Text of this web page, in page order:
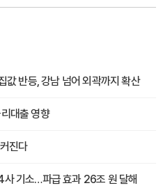
반등, 강남 넘어 외곽까지 확산
대출 영향
진다
사 기소…파급 효과 26조 원 달해